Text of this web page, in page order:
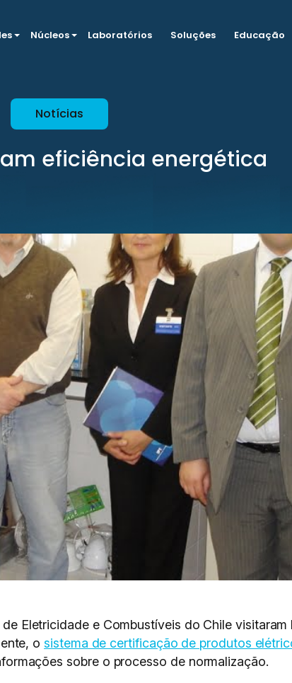
Núcleos Laboratórios Soluções Educação
Notícias
eficiência energética
Eletricidade e Combustíveis do Chile
osistema de certificação de produtos
sobre o processo de normalização.